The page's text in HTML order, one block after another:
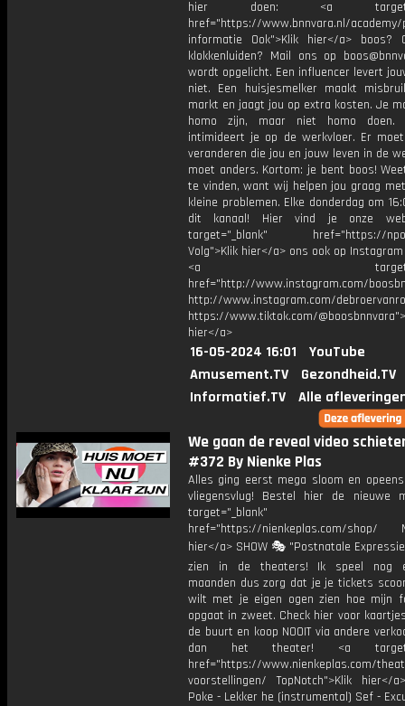
hier doen: <a
href="https://www.bnnvara.nl/academy/
informatie Ook">Klik hier</a>
klokkenluiden? Mail ons op
wordt opgelicht. Een influencer levert
niet. Een huisjesmelker maakt
markt en jaagt jou op extra kosten. Je
homo zijn, maar niet homo doen.
intimideert je op de werkvloer. Er
veranderen die jou en jouw leven in de
moet anders. Kortom: je bent boos!
te vinden, want wij helpen jou graag
kleine problemen. Elke donderdag om
dit kanaal! Hier vind je onze
target="_blank" href="https://
Volg">Klik hier</a> ons ook op Instagram
<a
href="http://www.instagram.com/
http://www.instagram.com/
https://www.tiktok.com/
hier</a>
16-05-2024 16:01
YouTube
Amusement.TV
Gezondheid.TV
Informatief.TV
Alle
We gaan de reveal video
#372 By Nienke Plas
Alles ging eerst mega sloom en
vliegensvlug! Bestel hier de nieuwe
target="_blank"
href="https://nienkeplas.com/shop/
hier</a> SHOW 🎭 "Postnatale
zien in de theaters! Ik speel nog
maanden dus zorg dat je je tickets
wilt met je eigen ogen zien hoe mijn
opgaat in zweet. Check hier voor
de buurt en koop NOOIT via andere
dan het theater! <a
href="https://www.nienkeplas.com/
voorstellingen/ TopNotch">Klik hier</
Poke - Lekker he (instrumental) Sef -